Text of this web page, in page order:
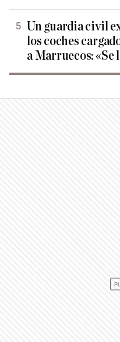
Un guardia civil
los coches
a Marruecos: «Se